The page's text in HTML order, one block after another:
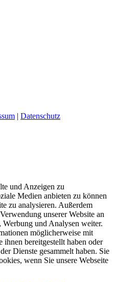
| Datenschutz
und Anzeigen zu
Medien anbieten zu können
zu analysieren. Außerdem
unserer Website an
Werbung und Analysen weiter.
möglicherweise mit
ihnen bereitgestellt haben oder
Dienste gesammelt haben. Sie
wenn Sie unsere Webseite